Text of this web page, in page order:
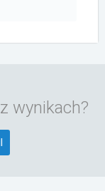
wynikach?